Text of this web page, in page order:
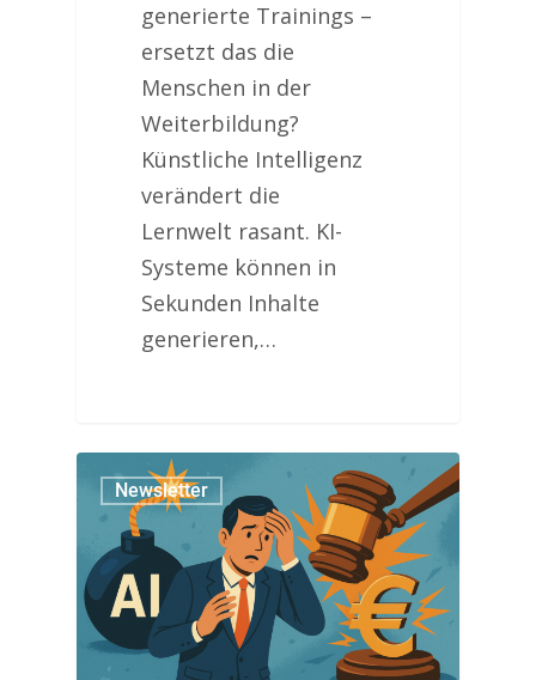
generierte Trainings –
ersetzt das die
Menschen in der
Weiterbildung?
Künstliche Intelligenz
verändert die
Lernwelt rasant. KI-
Systeme können in
Sekunden Inhalte
generieren,…
Newsletter